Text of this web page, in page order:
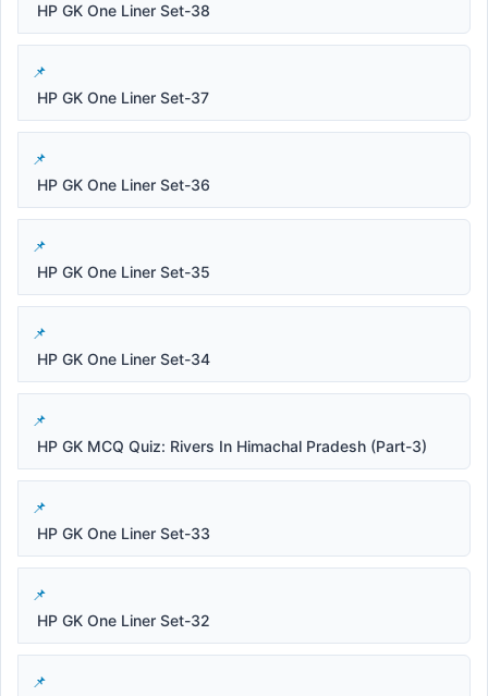
HP GK One Liner Set-38
HP GK One Liner Set-37
HP GK One Liner Set-36
HP GK One Liner Set-35
HP GK One Liner Set-34
HP GK MCQ Quiz: Rivers In Himachal Pradesh (Part-3)
HP GK One Liner Set-33
HP GK One Liner Set-32